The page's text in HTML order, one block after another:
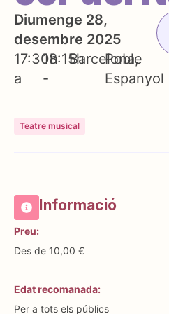
Diumenge 28,
desembre 2025
17:30h
a
18:15h
-
Barcelona
Poble
Espanyol
Teatre musical
Informació
Preu:
Des de 10,00 €
Edat recomanada:
Per a tots els públics